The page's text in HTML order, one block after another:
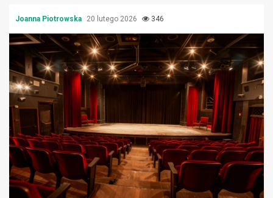
Joanna Piotrowska 20 lutego 2026 346